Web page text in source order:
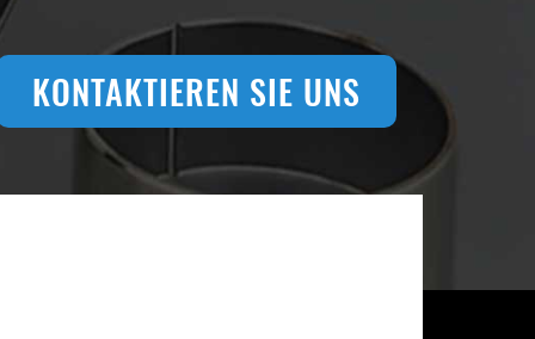
KONTAKTIEREN SIE UNS